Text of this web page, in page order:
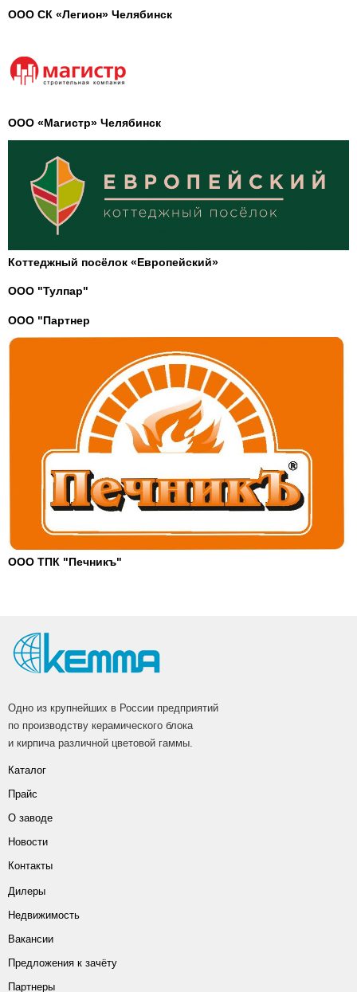
ООО СК «Легион» Челябинск
ООО «Магистр» Челябинск
Коттеджный посёлок «Европейский»
ООО "Тулпар"
ООО "Партнер
ООО ТПК "Печникъ"
Одно из крупнейших в России предприятий
по производству керамического блока
и кирпича различной цветовой гаммы.
Каталог
Прайс
О заводе
Новости
Контакты
Дилеры
Недвижимость
Вакансии
Предложения к зачёту
Партнеры